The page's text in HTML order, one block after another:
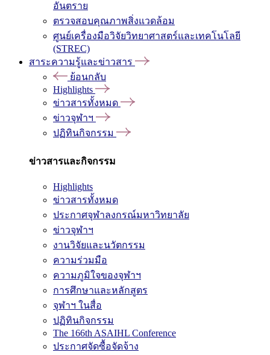
อันตราย
ตรวจสอบคุณภาพสิ่งแวดล้อม
ศูนย์เครื่องมือวิจัยวิทยาศาสตร์และเทคโนโลยี
(STREC)
สาระความรู้และข่าวสาร
ย้อนกลับ
Highlights
ข่าวสารทั้งหมด
ข่าวจุฬาฯ
ปฏิทินกิจกรรม
ข่าวสารและกิจกรรม
Highlights
ข่าวสารทั้งหมด
ประกาศจุฬาลงกรณ์มหาวิทยาลัย
ข่าวจุฬาฯ
งานวิจัยและนวัตกรรม
ความร่วมมือ
ความภูมิใจของจุฬาฯ
การศึกษาและหลักสูตร
จุฬาฯ ในสื่อ
ปฏิทินกิจกรรม
The 166th ASAIHL Conference
ประกาศจัดซื้อจัดจ้าง